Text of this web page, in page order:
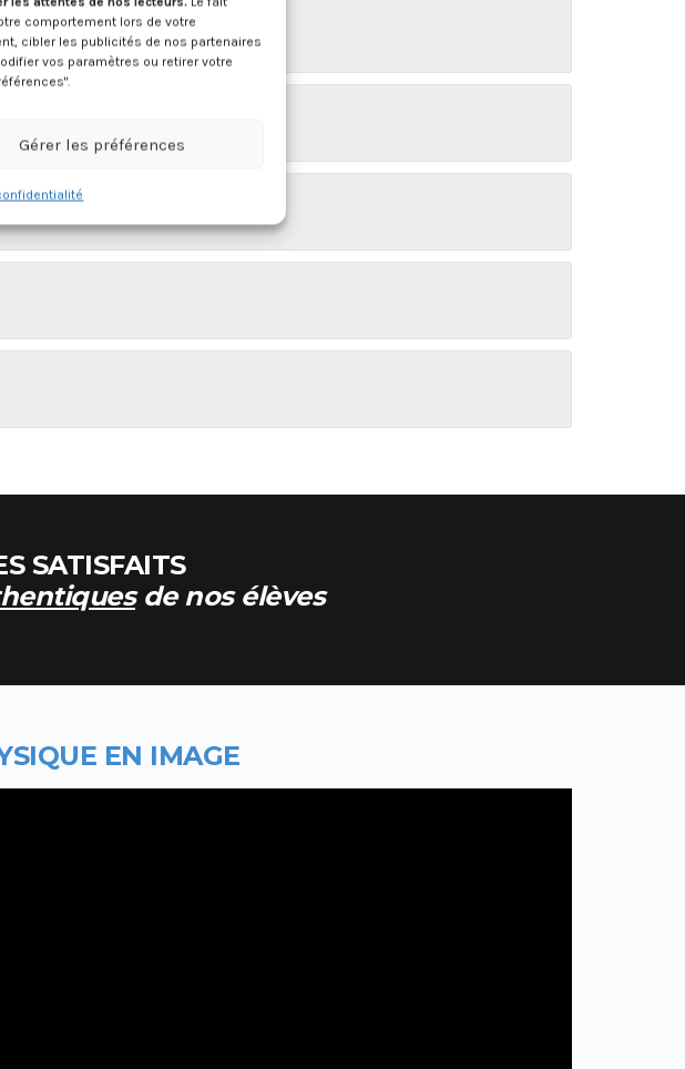
comportement lors de votre
cibler les publicités de nos partenaires
vos paramètres ou retirer votre
Gérer les préférences
?
SATISFAITS
de nos élèves
EN IMAGE